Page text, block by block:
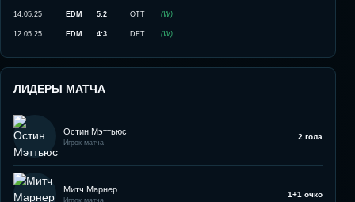
14.05.25 EDM 5:2 OTT (W)
12.05.25 EDM 4:3 DET (W)
ЛИДЕРЫ МАТЧА
Остин Мэттьюс
Игрок матча
2 гола
Митч Марнер
Игрок матча
1+1 очко